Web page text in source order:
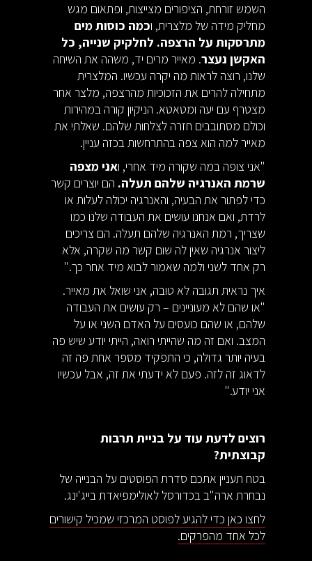
השמש זורחת, הציפורים מצייצות, ופתאום מגש
מחליק מידה של מלצרית, וכמה כוסות מים
מתרסקות על הרצפה. לחלקיק שנייה, כל
האקשן נעצר. מאייר מרים יד, משהה את השיחה
שלנו, רוצה לראות מה יקרה עכשיו. המלצרית
מתחילה להרים את הזכוכיות מהרצפה, מלצר אחר
מצטרף עם יעה ומטאטא. הניקיון קורה במהירות
וכולם מסתובבים חזרה לצלחות שלהם. שאלתי את
מאייר למה הוא צפה בהתרחשות בכזה עניין.
"אני צופה במה שקורה מיד אחרי, ואני מצפה
שרמת האנרגיה שלהם תעלה. הם יוצרים קשר
כדי לפתור את הבעיה, והאנרגיה יכולה לעלות או
לרדת, ואם אנחנו עושים את העבודה שלנו כמו
שצריך, רמת האנרגיה שלהם תעלה. הם צריכים
ליצור אנרגיה שאין לה שום קשר מה שקרה, אלא
רק אחד לשני ולמה שאמור לבוא מיד אחר כך."
איך נראית תגובה לא טובה, אני שואל את מאייר.
"או שהם לא מעוניינים – רק עושים את העבודה
שלהם, או שהם כועסים על האדם השני או על
המצב. ואם זה מה שהייתי רואה, הייתי יודע שיש פה
בעיה יותר גדולה, כי התפקיד מספר אחת פה זה
לדאוג זה לזה. פעם לא ידעתי את זה, אבל עכשיו
אני יודע."
רוצים לדעת עוד על בניית תרבות
קבוצתית?
בטח תעניין אתכם סדרת הפוסטים על הבנייה של
נבחרת ארה"ב בכדורסל לאולימפיאדת בייג'ינג.
לחצו כאן כדי להגיע לפוסט המרכזי שמכיל קישורים
לכל אחד מהפרקים.